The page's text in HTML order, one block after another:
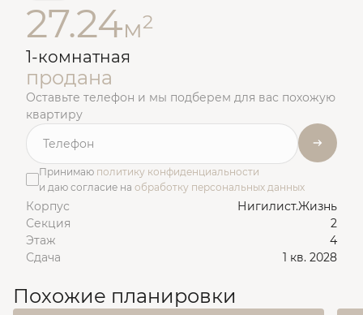
27.24м2
1-комнатная
продана
Оставьте телефон и мы подберем для вас похожую
квартиру
Принимаю политику конфиденциальности
и даю согласие на обработку персональных данных
Корпус
Нигилист.Жизнь
Секция
2
Этаж
4
Сдача
1 кв. 2028
Похожие планировки